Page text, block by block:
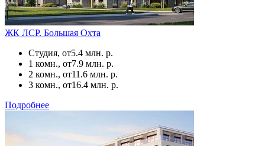
ЖК ЛСР. Большая Охта
Студия, от5.4 млн. р.
1 комн., от7.9 млн. р.
2 комн., от11.6 млн. р.
3 комн., от16.4 млн. р.
Подробнее